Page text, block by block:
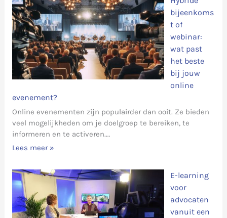
bijeenkoms
t of
webinar:
wat past
het beste
bij jouw
online
evenement?
Online evenementen zijn populairder dan ooit. Ze bieden
veel mogelijkheden om je doelgroep te bereiken, te
informeren en te activeren.…
Lees meer »
E-learning
voor
advocaten
vanuit een